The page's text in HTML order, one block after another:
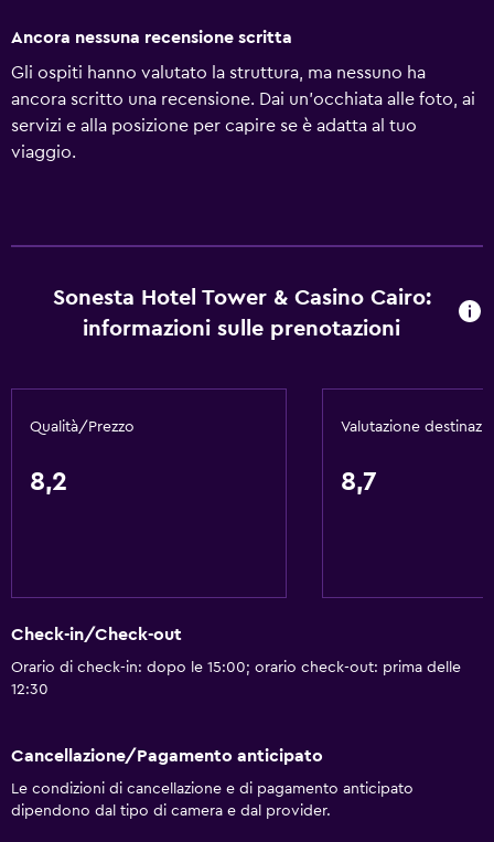
Ancora nessuna recensione scritta
Gli ospiti hanno valutato la struttura, ma nessuno ha
ancora scritto una recensione. Dai un'occhiata alle foto, ai
servizi e alla posizione per capire se è adatta al tuo
viaggio.
Sonesta Hotel Tower & Casino Cairo:
informazioni sulle prenotazioni
Qualità/Prezzo
8,2
Valutazione
8,7
Check-in/Check-out
Orario di check-in: dopo le 15:00; orario check-out: prima delle
12:30
Cancellazione/Pagamento anticipato
Le condizioni di cancellazione e di pagamento anticipato
dipendono dal tipo di camera e dal provider.